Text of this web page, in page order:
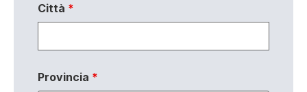
Città *
Provincia *